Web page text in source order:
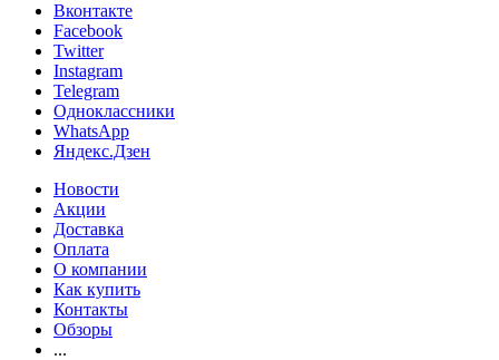
Вконтакте
Facebook
Twitter
Instagram
Telegram
Одноклассники
WhatsApp
Яндекс.Дзен
Новости
Акции
Доставка
Оплата
О компании
Как купить
Контакты
Обзоры
...